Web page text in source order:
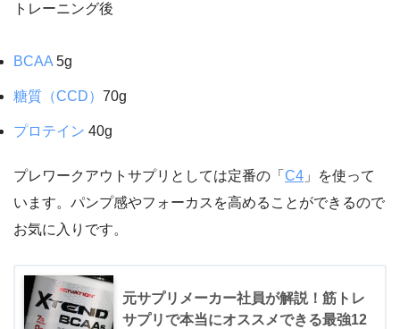
トレーニング後
BCAA 5g
糖質（CCD） 70g
プロテイン 40g
プレワークアウトサプリとしては定番の「 C4 」を使って
います。パンプ感やフォーカスを高めることができるので
お気に入りです。
元サプリメーカー社員が解説！筋トレ
サプリで本当にオススメできる最強12